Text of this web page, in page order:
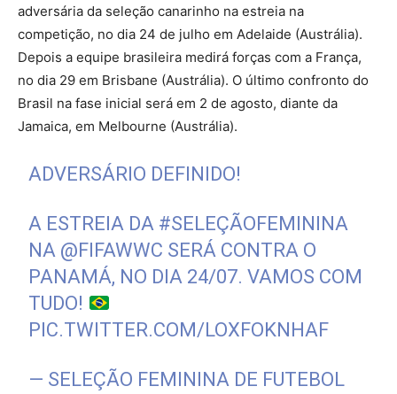
adversária da seleção canarinho na estreia na
competição, no dia 24 de julho em Adelaide (Austrália).
Depois a equipe brasileira medirá forças com a França,
no dia 29 em Brisbane (Austrália). O último confronto do
Brasil na fase inicial será em 2 de agosto, diante da
Jamaica, em Melbourne (Austrália).
ADVERSÁRIO DEFINIDO!
A ESTREIA DA #SELEÇÃOFEMININA
NA @FIFAWWC SERÁ CONTRA O
PANAMÁ, NO DIA 24/07. VAMOS COM
TUDO!
PIC.TWITTER.COM/LOXFOKNHAF
— SELEÇÃO FEMININA DE FUTEBOL